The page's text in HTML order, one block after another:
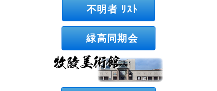
不明者 ﾘｽﾄ
緑高同期会